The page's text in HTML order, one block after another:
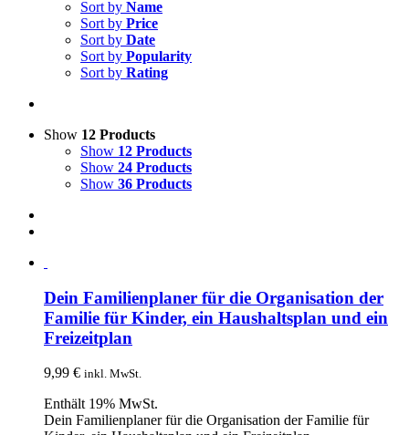
Sort by Name
Sort by Price
Sort by Date
Sort by Popularity
Sort by Rating
Show 12 Products
Show 12 Products
Show 24 Products
Show 36 Products
Dein Familienplaner für die Organisation der
Familie für Kinder, ein Haushaltsplan und ein
Freizeitplan
9,99 € inkl. MwSt.
Enthält 19% MwSt.
Dein Familienplaner für die Organisation der Familie für